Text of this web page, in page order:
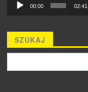
00:00 02:41
SZUKAJ